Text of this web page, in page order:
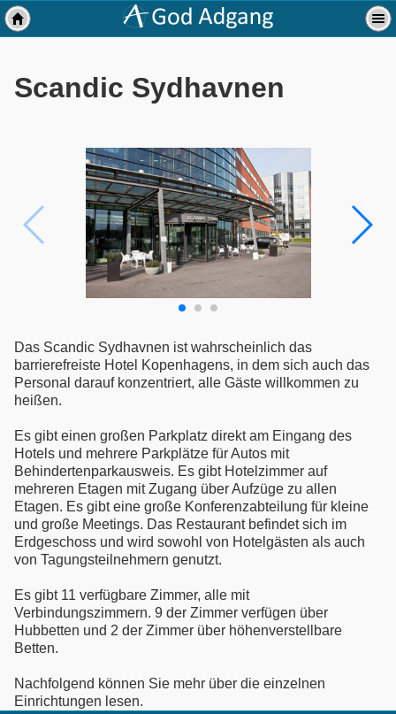
Scandic Sydhavnen
Das Scandic Sydhavnen ist wahrscheinlich das
barrierefreiste Hotel Kopenhagens, in dem sich auch das
Personal darauf konzentriert, alle Gäste willkommen zu
heißen.
Es gibt einen großen Parkplatz direkt am Eingang des
Hotels und mehrere Parkplätze für Autos mit
Behindertenparkausweis. Es gibt Hotelzimmer auf
mehreren Etagen mit Zugang über Aufzüge zu allen
Etagen. Es gibt eine große Konferenzabteilung für kleine
und große Meetings. Das Restaurant befindet sich im
Erdgeschoss und wird sowohl von Hotelgästen als auch
von Tagungsteilnehmern genutzt.
Es gibt 11 verfügbare Zimmer, alle mit
Verbindungszimmern. 9 der Zimmer verfügen über
Hubbetten und 2 der Zimmer über höhenverstellbare
Betten.
Nachfolgend können Sie mehr über die einzelnen
Einrichtungen lesen.